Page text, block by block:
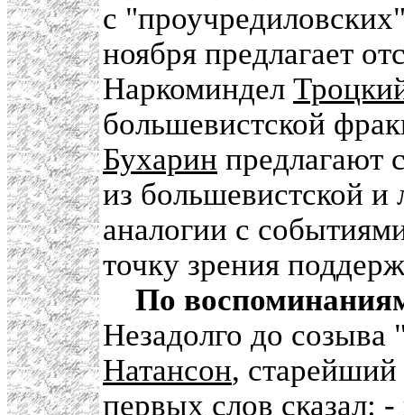
с
ноября предлагает
Наркоминдел
большевистской
Бухарин предлагают
из большевистской и
аналогии с
точку зрения
По
Незадолго до
Натансон,
первых слов сказал: